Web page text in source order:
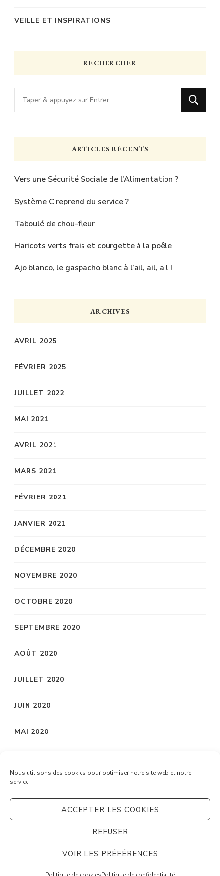
Nous utilisons des cookies pour optimiser notre site web et notre
service.
ACCEPTER LES COOKIES
REFUSER
VOIR LES PRÉFÉRENCES
VEILLE ET INSPIRATIONS
RECHERCHER
Vous
recherchiez
chose
ARTICLES RÉCENTS
Vers une Sécurité Sociale de l’Alimentation ?
Système C reprend du service ?
Taboulé de chou-fleur
Haricots verts frais et courgette à la poêle
Ajo blanco, le gaspacho blanc à l’ail, ail, ail !
ARCHIVES
AVRIL 2025
FÉVRIER 2025
JUILLET 2022
MAI 2021
AVRIL 2021
MARS 2021
FÉVRIER 2021
JANVIER 2021
DÉCEMBRE 2020
NOVEMBRE 2020
OCTOBRE 2020
SEPTEMBRE 2020
AOÛT 2020
JUILLET 2020
JUIN 2020
MAI 2020
MARS 2020
Système C. Tous droits réservés.
Vilva | Développé parBlossom Themes. Propulsé par